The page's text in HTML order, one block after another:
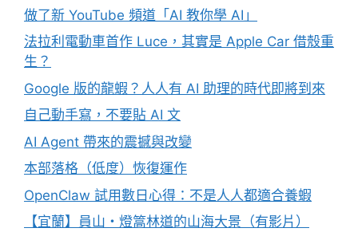
做了新 YouTube 頻道「AI 教你學 AI」
法拉利電動車首作 Luce，其實是 Apple Car 借殼重
生？
Google 版的龍蝦？人人有 AI 助理的時代即將到來
自己動手寫，不要貼 AI 文
AI Agent 帶來的震撼與改變
本部落格（低度）恢復運作
OpenClaw 試用數日心得：不是人人都適合養蝦
【宜蘭】員山・燈篙林道的山海大景（有影片）